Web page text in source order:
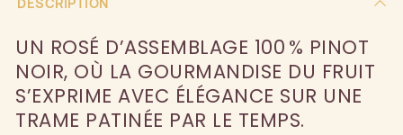
UN ROSÉ D’ASSEMBLAGE 100 % PINOT
NOIR, OÙ LA GOURMANDISE DU FRUIT
S’EXPRIME AVEC ÉLÉGANCE SUR UNE
TRAME PATINÉE PAR LE TEMPS.